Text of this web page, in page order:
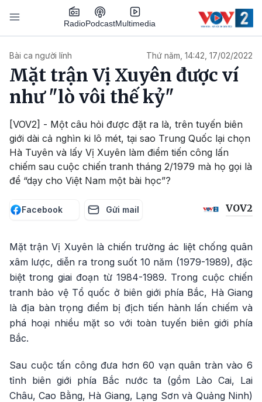
Nhảy đến nội dung
RadioPodcastMultimedia
Bài ca người lính Thứ năm, 14:42, 17/02/2022
Mặt trận Vị Xuyên được ví
như "lò vôi thế kỷ"
[VOV2] - Một câu hỏi được đặt ra là, trên tuyến biên
giới dài cả nghìn ki lô mét, tại sao Trung Quốc lại chọn
Hà Tuyên và lấy Vị Xuyên làm điểm tiến công lấn
chiếm sau cuộc chiến tranh tháng 2/1979 mà họ gọi là
để “dạy cho Việt Nam một bài học”?
Facebook Gửi mail VOV2
Mặt trận Vị Xuyên là chiến trường ác liệt chống quân
xâm lược, diễn ra trong suốt 10 năm (1979-1989), đặc
biệt trong giai đoạn từ 1984-1989. Trong cuộc chiến
tranh bảo vệ Tổ quốc ở biên giới phía Bắc, Hà Giang
là địa bàn trọng điểm bị địch tiến hành lấn chiếm và
phá hoại nhiều mặt so với toàn tuyến biên giới phía
Bắc.
Sau cuộc tấn công đưa hơn 60 vạn quân tràn vào 6
tỉnh biên giới phía Bắc nước ta (gồm Lào Cai, Lai
Châu, Cao Bằng, Hà Giang, Lạng Sơn và Quảng Ninh)